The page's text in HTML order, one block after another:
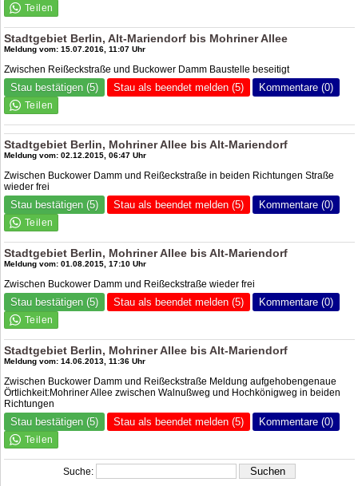
Stadtgebiet Berlin, Alt-Mariendorf bis Mohriner Allee
Meldung vom: 15.07.2016, 11:07 Uhr
Zwischen Reißeckstraße und Buckower Damm Baustelle beseitigt
Stau bestätigen (5) Stau als beendet melden (5) Kommentare (0)
Stadtgebiet Berlin, Mohriner Allee bis Alt-Mariendorf
Meldung vom: 02.12.2015, 06:47 Uhr
Zwischen Buckower Damm und Reißeckstraße in beiden Richtungen Straße
wieder frei
Stau bestätigen (5) Stau als beendet melden (5) Kommentare (0)
Stadtgebiet Berlin, Mohriner Allee bis Alt-Mariendorf
Meldung vom: 01.08.2015, 17:10 Uhr
Zwischen Buckower Damm und Reißeckstraße wieder frei
Stau bestätigen (5) Stau als beendet melden (5) Kommentare (0)
Stadtgebiet Berlin, Mohriner Allee bis Alt-Mariendorf
Meldung vom: 14.06.2013, 11:36 Uhr
Zwischen Buckower Damm und Reißeckstraße Meldung aufgehobengenaue
Örtlichkeit:Mohriner Allee zwischen Walnußweg und Hochkönigweg in beiden
Richtungen
Stau bestätigen (5) Stau als beendet melden (5) Kommentare (0)
Suche: